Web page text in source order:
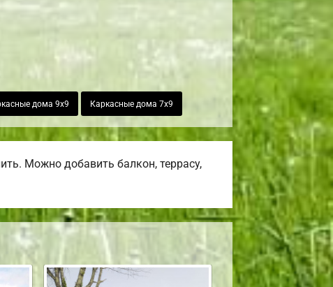
дома 9х9 Каркасные дома 7х9
Можно добавить балкон, террасу,